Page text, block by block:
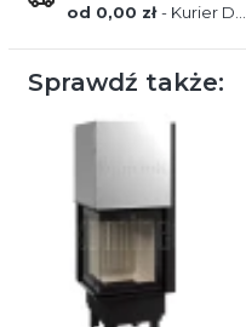
od 0,00 zł- Kurier DPD
Sprawdź także: